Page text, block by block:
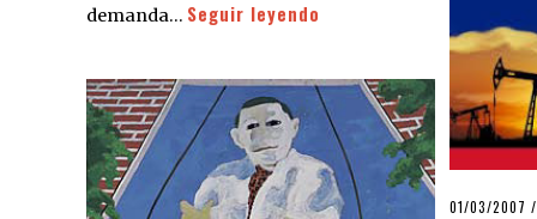
demanda… Seguir leyendo
POSTED
01/03/2007